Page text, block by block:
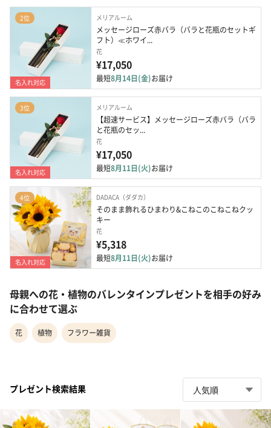
2位
名入れ対応
メリアルーム
メッセージローズ赤バラ（バラと花瓶のセットギ
フト）≪ホワイ...
花
¥17,050
最短8月14日(金)お届け
3位
名入れ対応
メリアルーム
【超速サービス】メッセージローズ赤バラ（バラ
と花瓶のセッ...
花
¥17,050
最短8月11日(火)お届け
4位
名入れ対応
DADACA（ダダカ）
そのまま飾れるひまわり&こねこのこねこねクッ
キー
花
¥5,318
最短8月11日(火)お届け
母親への花・植物のバレンタインプレゼントを相手の好み
に合わせて選ぶ
花 植物 フラワー雑貨
プレゼント検索結果